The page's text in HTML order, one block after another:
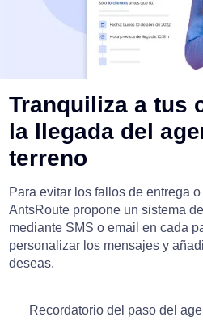
Tranquiliza a tus
la llegada del
terreno
Para evitar los fallos de entrega
AntsRoute propone un sistema
mediante SMS o email en cada
personalizar los mensajes y
deseas.
Recordatorio del paso del